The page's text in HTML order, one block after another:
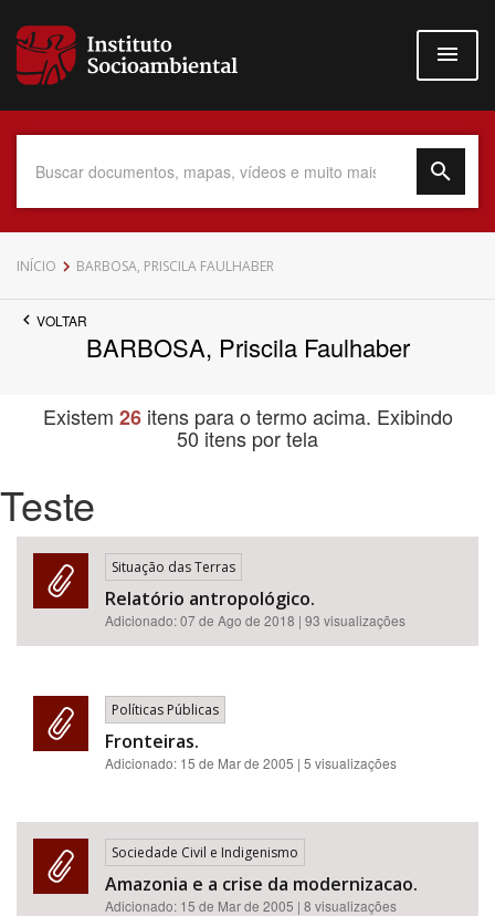
para
conteúdo
Data do Documento
Tema
Área de Levantamento
INÍCIO BARBOSA, PRISCILA FAULHABER
VOLTAR
BARBOSA, Priscila Faulhaber
Existem 26itens para o termo acima. Exibindo
50 itens por tela
Teste
Situação das Terras
Relatório antropológico.
Adicionado:07 de Ago de 2018 | 93 visualizações
Políticas Públicas
Fronteiras.
Adicionado: 15 de Mar de 2005 | 5 visualizações
Sociedade Civil e Indigenismo
Amazonia e a crise da modernizacao.
Adicionado: 15 de Mar de 2005 | 8 visualizações